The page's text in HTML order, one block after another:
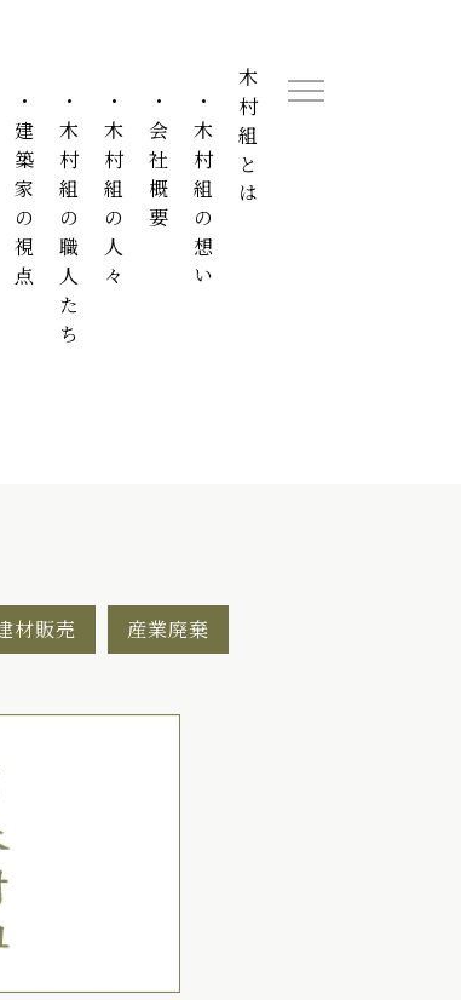
木村組とは
・木村組の想い
・会社概要
・木村組の人々
・木村組の職人たち
・建築家の視点
材販売 産業廃棄